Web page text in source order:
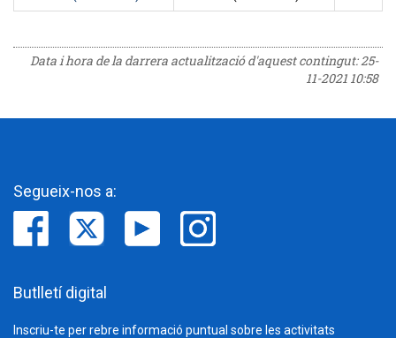
Data i hora de la darrera actualització d'aquest contingut:25-
11-2021 10:58
Segueix-nos a:
Butlletí digital
Inscriu-te per rebre informació puntual sobre les activitats